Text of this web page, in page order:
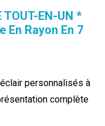
TOUT-EN-UN *
En Rayon En 7
personnalisés à
complète